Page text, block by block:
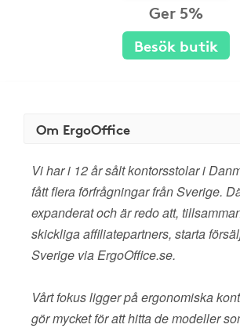
Ger 5%
Besök butik
Om ErgoOffice
Vi har i 12 år sålt kontorsstolar i
fått flera förfrågningar från Sverige.
expanderat och är redo att,
skickliga affiliatepartners, starta
Sverige via ErgoOffice.se.
Vårt fokus ligger på ergonomiska
gör mycket för att hitta de modeller